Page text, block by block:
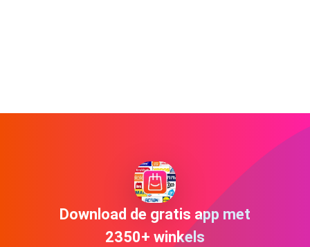
Download de gratis app met
2350+ winkels